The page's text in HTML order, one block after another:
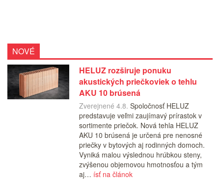
NOVÉ
HELUZ rozširuje ponuku
akustických priečkoviek o tehlu
AKU 10 brúsená
Zverejnené 4.8. Spoločnosť HELUZ
predstavuje veľmi zaujímavý prírastok v
sortimente priečok. Nová tehla HELUZ
AKU 10 brúsená je určená pre nenosné
priečky v bytových aj rodinných domoch.
Vyniká malou výslednou hrúbkou steny,
zvýšenou objemovou hmotnosťou a tým
aj… ísť na článok